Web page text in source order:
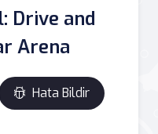
Drive and
Arena
Hata Bildir